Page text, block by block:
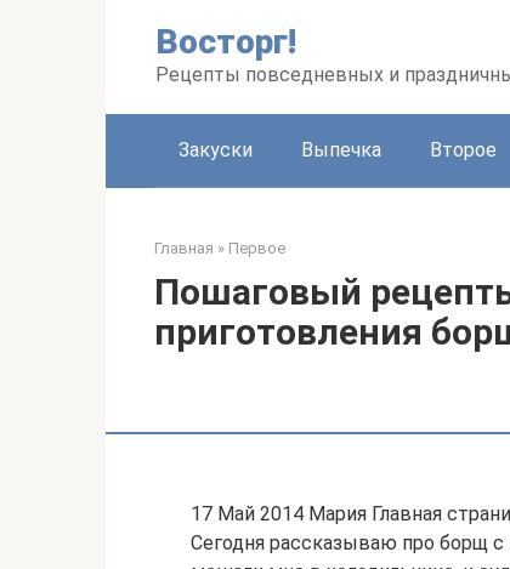
Восторг!
Рецепты повседневных и
Закуски Выпечка Второе
Главная » Первое
Пошаговый
приготовления
17 Май 2014 Мария Главная
Сегодня рассказываю про борщ с